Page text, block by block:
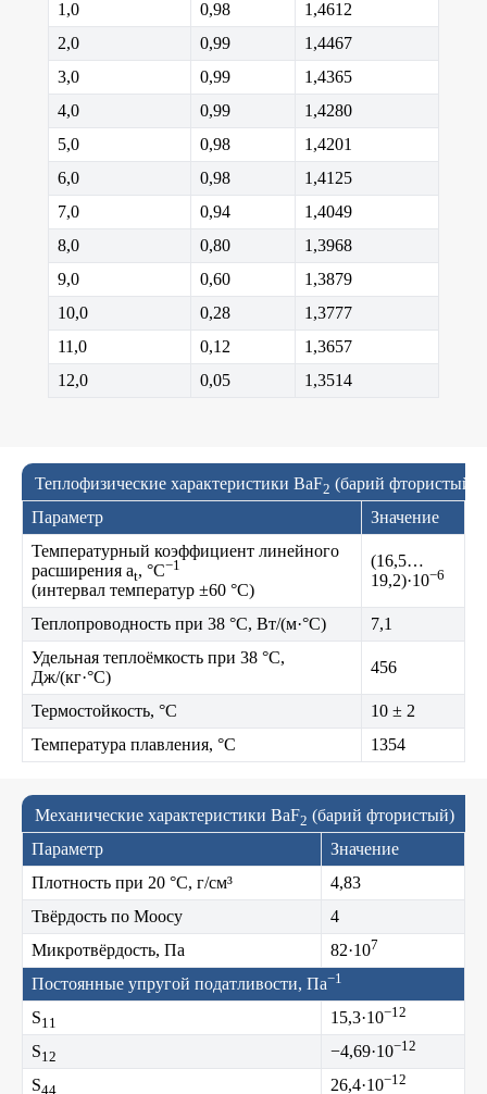
1,0
0,98
1,4612
2,0
0,99
1,4467
3,0
0,99
1,4365
4,0
0,99
1,4280
5,0
0,98
1,4201
6,0
0,98
1,4125
7,0
0,94
1,4049
8,0
0,80
1,3968
9,0
0,60
1,3879
10,0
0,28
1,3777
11,0
0,12
1,3657
12,0
0,05 1,3514
Теплофизические характеристики BaF2 (барий фтористый)
Параметр
Значение
Температурный коэффициент линейного
расширения at, °C−1
(интервал температур ±60 °C)
(16,5…
19,2)·10−6
Теплопроводность при 38 °C, Вт/(м·°C)
7,1
Удельная теплоёмкость при 38 °C,
Дж/(кг·°C)
456
Термостойкость, °C
10 ± 2
Температура плавления, °C
1354
Механические характеристики BaF2 (барий фтористый)
Параметр
Значение
Плотность при 20 °C, г/см³
4,83
Твёрдость по Моосу
4
Микротвёрдость, Па
82·107
Постоянные упругой податливости, Па−1
S11 15,3·10−12
S12 −4,69·10−12
S44 26,4·10−12